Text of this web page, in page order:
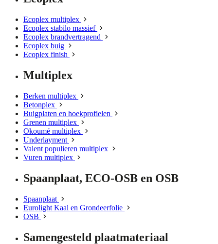
Ecoplex multiplex
Ecoplex stabilo massief
Ecoplex brandvertragend
Ecoplex buig
Ecoplex finish
Multiplex
Berken multiplex
Betonplex
Buigplaten en hoekprofielen
Grenen multiplex
Okoumé multiplex
Underlayment
Valent populieren multiplex
Vuren multiplex
Spaanplaat, ECO-OSB en OSB
Spaanplaat
Eurolight Kaal en Grondeerfolie
OSB
Samengesteld plaatmateriaal